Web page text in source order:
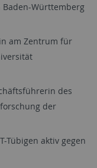
Württemberg
am Zentrum für
des
der
Tübigen aktiv gegen